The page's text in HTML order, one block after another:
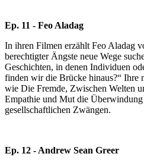
Ep. 11 - Feo Aladag
In ihren Filmen erzählt Feo Aladag
berechtigter Ängste neue Wege
Geschichten, in denen Individuen
finden wir die Brücke hinaus?“ Ihre
wie Die Fremde, Zwischen Welten
Empathie und Mut die
gesellschaftlichen Zwängen.
Ep. 12 - Andrew Sean Greer